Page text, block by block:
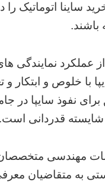
ساینا اتوماتیک
باشند.
از عملکرد
با خلوص و ابتکار و
نفوذ سایپا در
قدردانی است.
مهندسی متخصصان
به متقاضیان